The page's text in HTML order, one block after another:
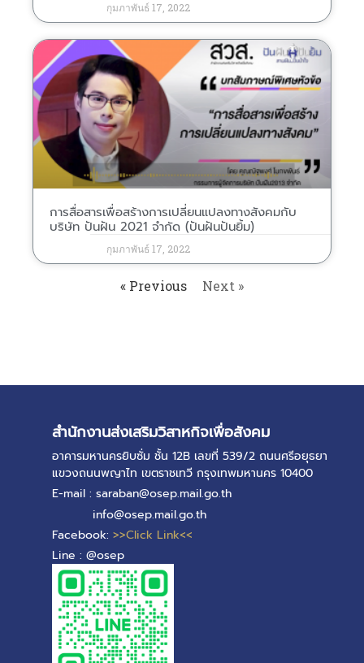
กุมภาพันธ์ 17, 2022
การสื่อสารเพื่อสร้างการเปลี่ยนแปลงทางสังคมกับ
บริษัท ปันฝัน 2021 จำกัด (ปันฝันปันยิ้ม)
กุมภาพันธ์ 17, 2022
« Previous Next »
สำนักงานส่งเสริมวิสาหกิจเพื่อสังคม
อาคารมหานครยิบซั่ม ชั้น 12B เลขที่ 539/2 ถนนศรีอยุธยา
แขวงถนนพญาไท เขตราชเทวี กรุงเทพมหานคร 10400
E-mail : saraban@osep.mail.go.th
info@osep.mail.go.th
Facebook: >>Click Link<<
Line : @osep